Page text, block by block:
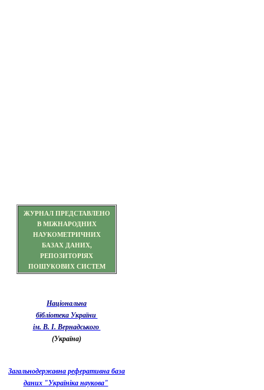
ЖУРНАЛ ПРЕДСТАВЛЕНО
В МІЖНАРОДНИХ
НАУКОМЕТРИЧНИХ
БАЗАХ ДАНИХ,
РЕПОЗИТОРІЯХ
ПОШУКОВИХ СИСТЕМ
Національна
бібліотека України
ім. В. І. Вернадського
(Україна)
Загальнодержавна реферативна база
даних "Україніка наукова"